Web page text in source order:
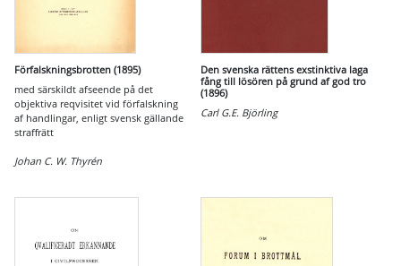
Förfalskningsbrotten (1895)
med särskildt afseende på det
objektiva reqvisitet vid förfalskning
af handlingar, enligt svensk gällande
straffrätt
Johan C. W. Thyrén
Den svenska rättens exstinktiva laga
fång till lösören på grund af god tro
(1896)
Carl G.E. Björling